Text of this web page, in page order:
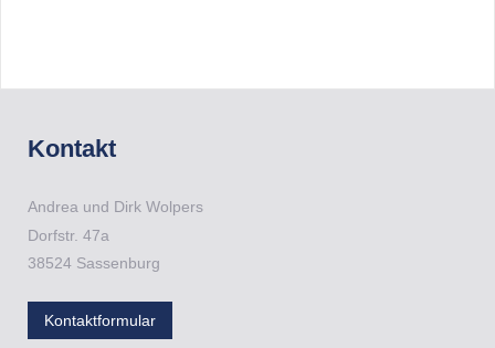
Kontakt
Andrea und Dirk Wolpers
Dorfstr. 47a
38524 Sassenburg
Kontaktformular